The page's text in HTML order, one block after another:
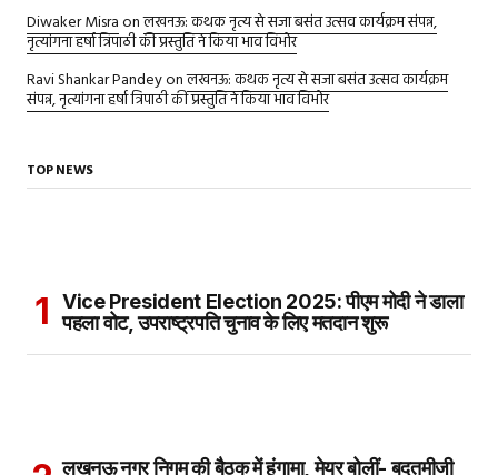
Diwaker Misraonलखनऊ: कथक नृत्य से सजा बसंत उत्सव कार्यक्रम संपन्न,
नृत्यांगना हर्षा त्रिपाठी की प्रस्तुति ने किया भाव विभोर
Ravi Shankar Pandeyonलखनऊ: कथक नृत्य से सजा बसंत उत्सव कार्यक्रम
संपन्न, नृत्यांगना हर्षा त्रिपाठी की प्रस्तुति ने किया भाव विभोर
TOP NEWS
Vice President Election 2025: पीएम मोदी ने डाला
पहला वोट, उपराष्ट्रपति चुनाव के लिए मतदान शुरू
लखनऊ नगर निगम की बैठक में हंगामा, मेयर बोलीं- बदतमीजी